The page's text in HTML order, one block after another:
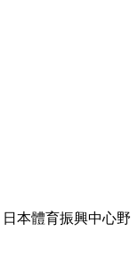
本體育振興中心野